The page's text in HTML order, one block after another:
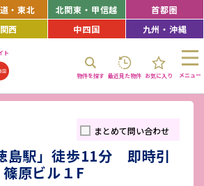
・東北 北関東・甲信越
首都圏
関西 中四国 九州・沖縄
ト
物件を探す 最近見た物件 お気に入り メニュー
まとめて問い合わせ
島駅」徒歩11分 即時引
原ビル１F